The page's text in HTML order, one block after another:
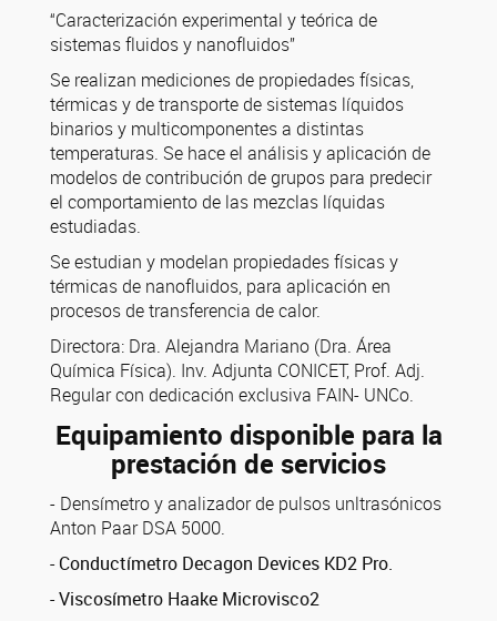
“Caracterización experimental y teórica de
sistemas fluidos y nanofluidos”
Se realizan mediciones de propiedades físicas,
térmicas y de transporte de sistemas líquidos
binarios y multicomponentes a distintas
temperaturas. Se hace el análisis y aplicación de
modelos de contribución de grupos para predecir
el comportamiento de las mezclas líquidas
estudiadas.
Se estudian y modelan propiedades físicas y
térmicas de nanofluidos, para aplicación en
procesos de transferencia de calor.
Directora: Dra. Alejandra Mariano (Dra. Área
Química Física). Inv. Adjunta CONICET, Prof. Adj.
Regular con dedicación exclusiva FAIN- UNCo.
Equipamiento disponible para la
prestación de servicios
- Densímetro y analizador de pulsos unltrasónicos
Anton Paar DSA 5000.
- Conductímetro Decagon Devices KD2 Pro.
- Viscosímetro Haake Microvisco2